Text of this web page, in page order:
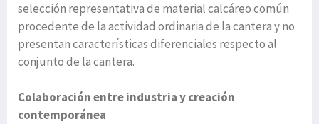
selección representativa de material calcáreo común
procedente de la actividad ordinaria de la cantera y no
presentan características diferenciales respecto al
conjunto de la cantera.
Colaboración entre industria y creación
contemporánea